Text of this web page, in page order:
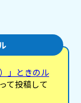
」ときのル
て投稿して